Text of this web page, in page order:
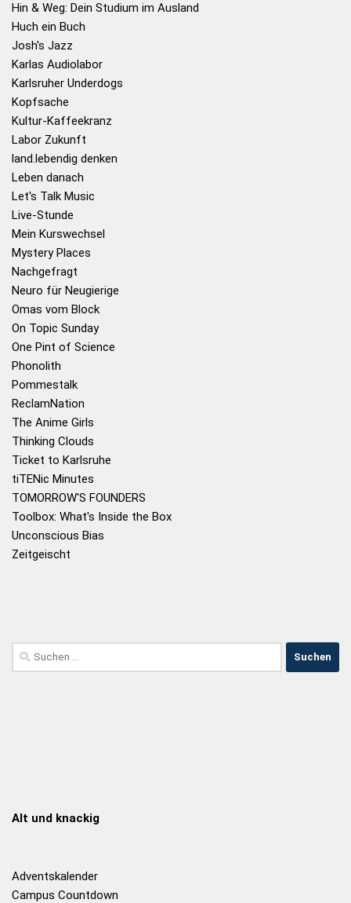
Hin & Weg: Dein Studium im Ausland
Huch ein Buch
Josh's Jazz
Karlas Audiolabor
Karlsruher Underdogs
Kopfsache
Kultur-Kaffeekranz
Labor Zukunft
land.lebendig denken
Leben danach
Let's Talk Music
Live-Stunde
Mein Kurswechsel
Mystery Places
Nachgefragt
Neuro für Neugierige
Omas vom Block
On Topic Sunday
One Pint of Science
Phonolith
Pommestalk
ReclamNation
The Anime Girls
Thinking Clouds
Ticket to Karlsruhe
tiTENic Minutes
TOMORROW'S FOUNDERS
Toolbox: What's Inside the Box
Unconscious Bias
Zeitgeischt
Alt und knackig
Adventskalender
Campus Countdown